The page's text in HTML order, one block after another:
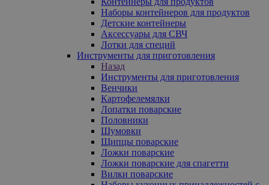
Наборы контейнеров для продуктов
Детские контейнеры
Аксессуары для СВЧ
Лотки для специй
Инструменты для приготовления
Назад
Инструменты для приготовления
Венчики
Картофелемялки
Лопатки поварские
Половники
Шумовки
Щипцы поварские
Ложки поварские
Ложки поварские для спагетти
Вилки поварские